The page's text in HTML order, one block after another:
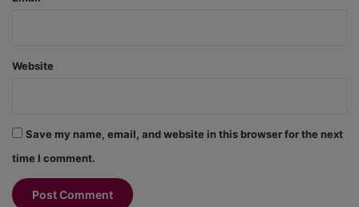
Website
Save my name, email, and website in this browser for the next
time I comment.